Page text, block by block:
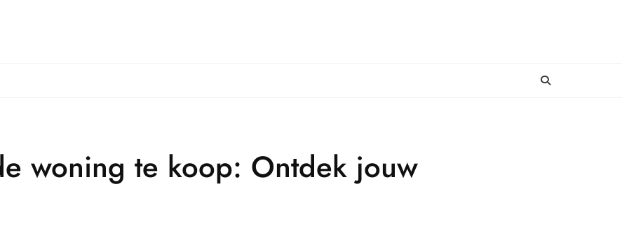
woning te koop: Ontdek jouw